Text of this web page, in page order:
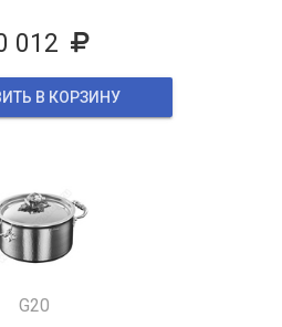
012
В КОРЗИНУ
G20